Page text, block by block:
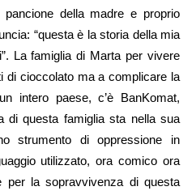
della madre e proprio
“questa è la storia della mia
La famiglia di Marta per vivere
di cioccolato ma a complicare la
intero paese, c’è BanKomat,
di questa famiglia sta nella sua
strumento di oppressione in
utilizzato, ora comico ora
per la sopravvivenza di questa